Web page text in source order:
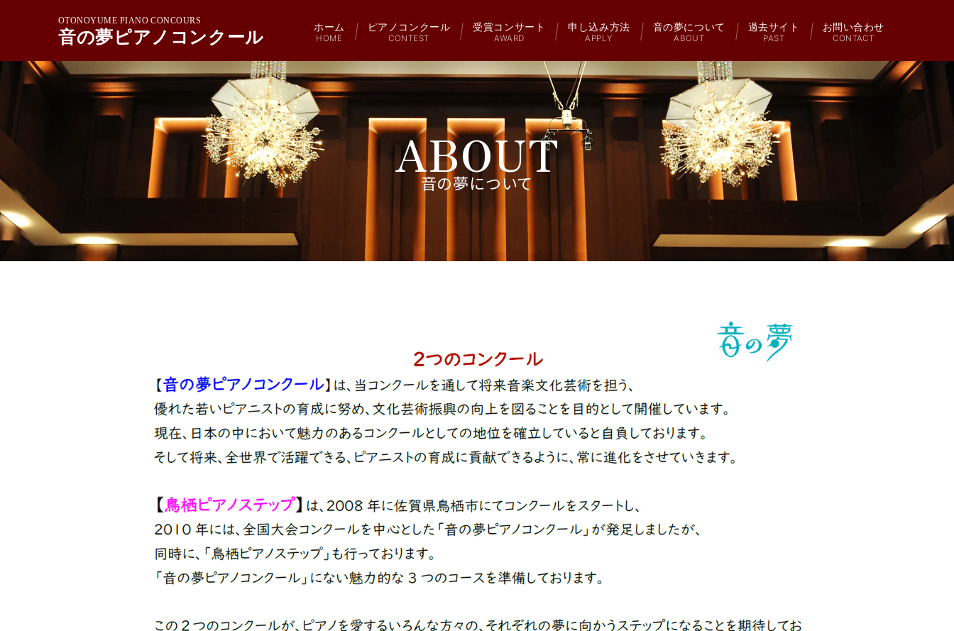
OTONOYUME PIANO CONCOURS
音の夢ピアノコンクール
ホーム
HOME
ピアノコンクール
CONTEST
受賞コンサート
AWARD
申し込み方法
APPLY
音の夢について
ABOUT
過去サイト
PAST
お問い合わせ
CONTACT
ABOUT
音の夢について